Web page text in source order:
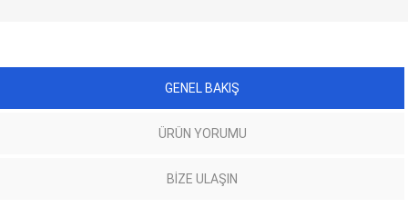
GENEL BAKIŞ
ÜRÜN YORUMU
BIZE ULAŞIN